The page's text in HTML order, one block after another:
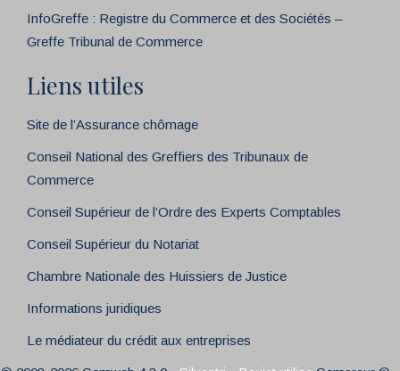
InfoGreffe : Registre du Commerce et des Sociétés –
Greffe Tribunal de Commerce
Liens utiles
Site de l’Assurance chômage
Conseil National des Greffiers des Tribunaux de
Commerce
Conseil Supérieur de l’Ordre des Experts Comptables
Conseil Supérieur du Notariat
Chambre Nationale des Huissiers de Justice
Informations juridiques
Le médiateur du crédit aux entreprises